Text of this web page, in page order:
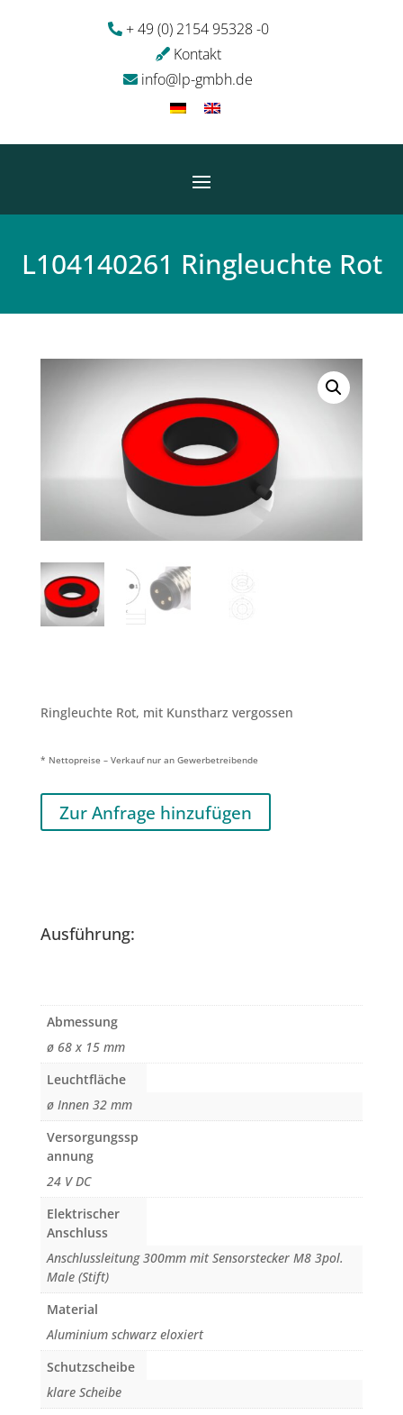
+ 49 (0) 2154 95328 -0
Kontakt
info@lp-gmbh.de
L104140261 Ringleuchte Rot
Ringleuchte Rot, mit Kunstharz vergossen
* Nettopreise – Verkauf nur an Gewerbetreibende
Zur Anfrage hinzufügen
Ausführung:
Abmessung
ø 68 x 15 mm
Leuchtfläche
ø Innen 32 mm
Versorgungssp
annung
24 V DC
Elektrischer
Anschluss
Anschlussleitung 300mm mit Sensorstecker M8 3pol.
Male (Stift)
Material
Aluminium schwarz eloxiert
Schutzscheibe
klare Scheibe